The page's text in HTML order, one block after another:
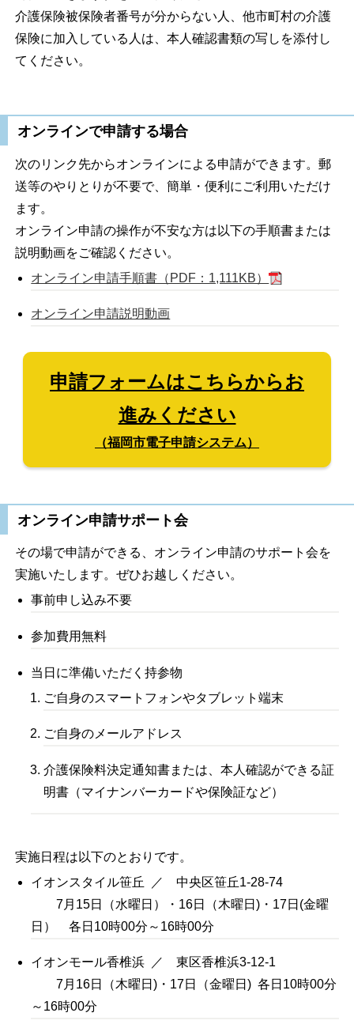
介護保険被保険者番号が分からない人、他市町村の介護
保険に加入している人は、本人確認書類の写しを添付し
てください。
オンラインで申請する場合
次のリンク先からオンラインによる申請ができます。郵
送等のやりとりが不要で、簡単・便利にご利用いただけ
ます。
オンライン申請の操作が不安な方は以下の手順書または
説明動画をご確認ください。
オンライン申請手順書（PDF：1,111KB）
オンライン申請説明動画
申請フォームはこちらからお
進みください
（福岡市電子申請システム）
オンライン申請サポート会
その場で申請ができる、オンライン申請のサポート会を
実施いたします。ぜひお越しください。
事前申し込み不要
参加費用無料
当日に準備いただく持参物
ご自身のスマートフォンやタブレット端末
ご自身のメールアドレス
介護保険料決定通知書または、本人確認ができる証
明書（マイナンバーカードや保険証など）
実施日程は以下のとおりです。
イオンスタイル笹丘 ／ 中央区笹丘1-28-74
7月15日（水曜日）・16日（木曜日)・17日(金曜
日） 各日10時00分～16時00分
イオンモール香椎浜 ／ 東区香椎浜3-12-1
7月16日（木曜日)・17日（金曜日) 各日10時00分
～16時00分